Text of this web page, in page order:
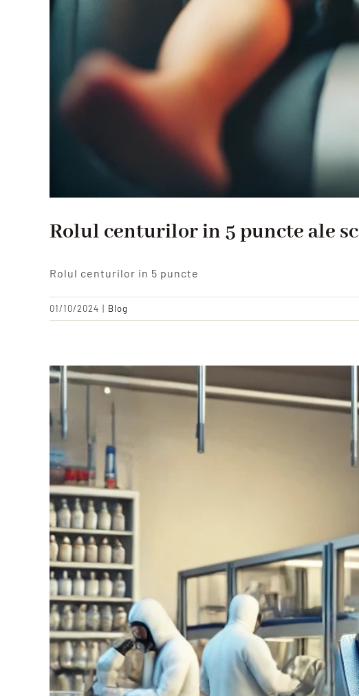
Rolul centurilor in 5 puncte ale
Rolul centurilor in 5 puncte
01/10/2024 | Blog